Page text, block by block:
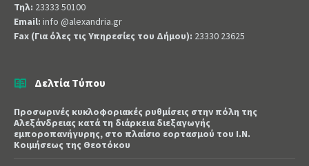
Τηλ: 23333 50100
Email: info @alexandria.gr
Fax (Για όλες τις Υπηρεσίες του Δήμου): 23330 23625
Δελτία Τύπου
Προσωρινές κυκλοφοριακές ρυθμίσεις στην πόλη της
Αλεξάνδρειας κατά τη διάρκεια διεξαγωγής
εμποροπανήγυρης, στο πλαίσιο εορτασμού του Ι.Ν.
Κοιμήσεως της Θεοτόκου